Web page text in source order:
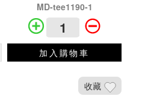
MD-tee1190-1
加入購物車
收藏